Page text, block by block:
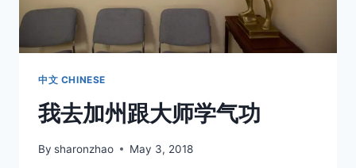
年》
年
中文 CHINESE
我去加州跟大师学气功
By sharonzhao May 3, 2018